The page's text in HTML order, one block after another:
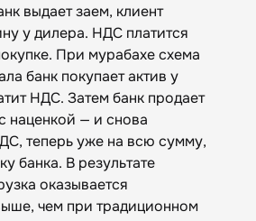
выдает заем, клиент
у дилера. НДС платится
При мурабахе схема
банк покупает актив у
НДС. Затем банк продает
наценкой — и снова
теперь уже на всю сумму,
банка. В результате
оказывается
чем при традиционном